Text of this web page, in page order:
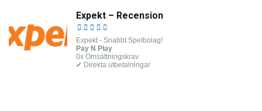
Expekt – Recension
Expekt - Snabbt Spelbolag!
Pay N Play
0x Omsättningskrav
✔ Direkta utbetalningar